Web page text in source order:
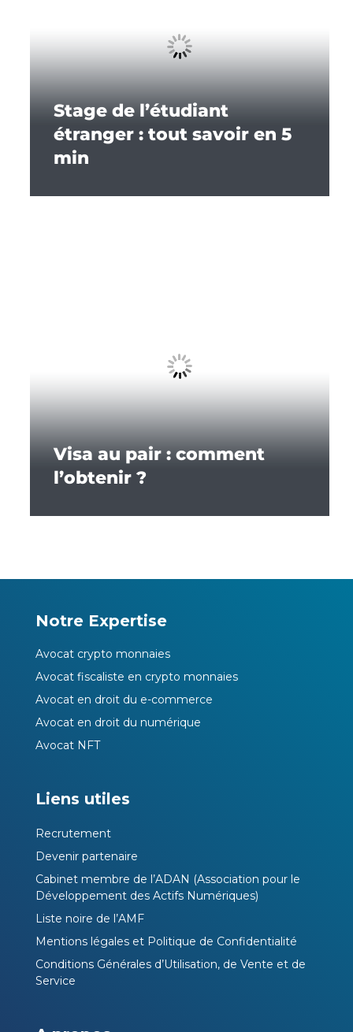
Stage de l’étudiant
étranger : tout savoir en 5
min
Visa au pair : comment
l’obtenir ?
Notre Expertise
Avocat crypto monnaies
Avocat fiscaliste en crypto monnaies
Avocat en droit du e-commerce
Avocat en droit du numérique
Avocat NFT
Liens utiles
Recrutement
Devenir partenaire
Cabinet membre de l’ADAN (Association pour le
Développement des Actifs Numériques)
Liste noire de l’AMF
Mentions légales et Politique de Confidentialité
Conditions Générales d’Utilisation, de Vente et de
Service